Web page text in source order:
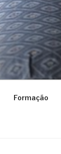
Formação